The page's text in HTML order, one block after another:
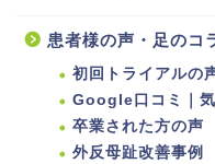
患者様の声・足のコ
初回トライアルの
Google口コミ｜
卒業された方の声
外反母趾改善事例